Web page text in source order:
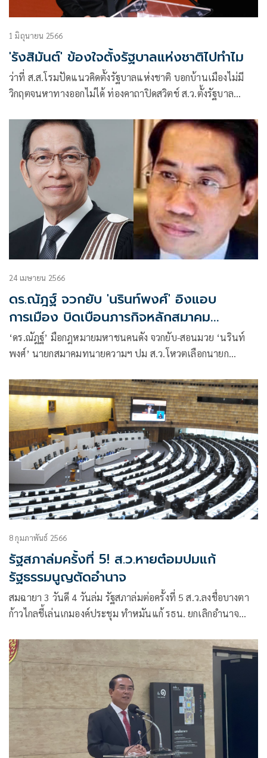
1 มิถุนายน 2566
'รังสิมันต์' ข้องใจตั้งรัฐบาลแห่งชาติไปทำไม
ว่าที่ ส.ส.โรมปัดแนวคิดตั้งรัฐบาลแห่งชาติ บอกบ้านเมืองไม่มี
วิกฤตจนหาทางออกไม่ได้ ท่องคาถาปิดสวิตช์ ส.ว.ตั้งรัฐบาล
24 เมษายน 2566
ดร.ณัฎฐ์ จวกยับ 'นรินท์พงศ์'​ อิงแอบ
การเมือง บิดเบือนภารกิจหลักสมาคม
ทนายความ
‘ดร.ณัฎฐ์’ มือกฎหมายมหาชนคนดัง จวกยับ-สอนมวย ‘นรินท์
พงศ์’ นายกสมาคมทนายความฯ ปม ส.ว.โหวตเลือกนายก
ตีปลาหน้าไซ ไม่เหมาะสม
8 กุมภาพันธ์ 2566
รัฐสภาล่มครั้งที่ 5! ส.ว.หายต๋อมปมแก้
รัฐธรรมนูญตัดอำนาจ
สมฉายา 3 วันดี 4 วันล่ม รัฐสภาล่มต่อครั้งที่ 5 ส.ว.ลงชื่อบางตา
ก้าวไกลชี้เล่นเกมองค์ประชุม ทำหมันแก้ รธน. ยกเลิกอำนาจ